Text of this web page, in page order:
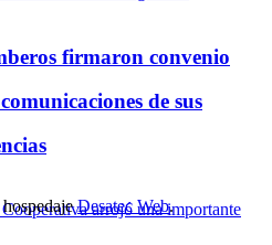
firmaron convenio
de sus
Desatec Web.